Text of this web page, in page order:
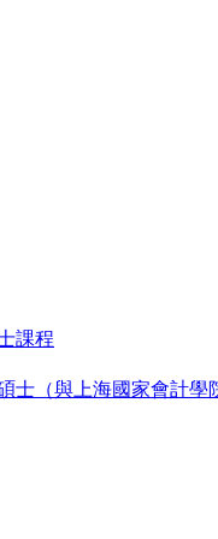
課程
士（與上海國家會計學